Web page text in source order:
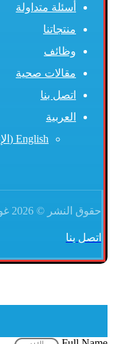
أسئلة متداولة
منتجاتنا
وظائف
مقالات صحية
اتصل بنا
العربية
English
(
حقوق النشر © 2026 غولدن غروب - جميع الحقوق محفوظة
اتصل بنا